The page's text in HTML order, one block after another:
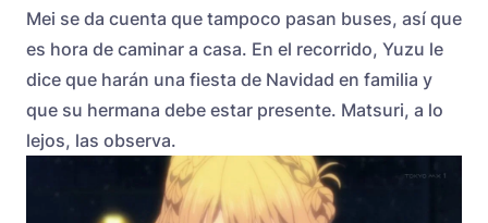
Mei se da cuenta que tampoco pasan buses, así que
es hora de caminar a casa. En el recorrido, Yuzu le
dice que harán una fiesta de Navidad en familia y
que su hermana debe estar presente. Matsuri, a lo
lejos, las observa.